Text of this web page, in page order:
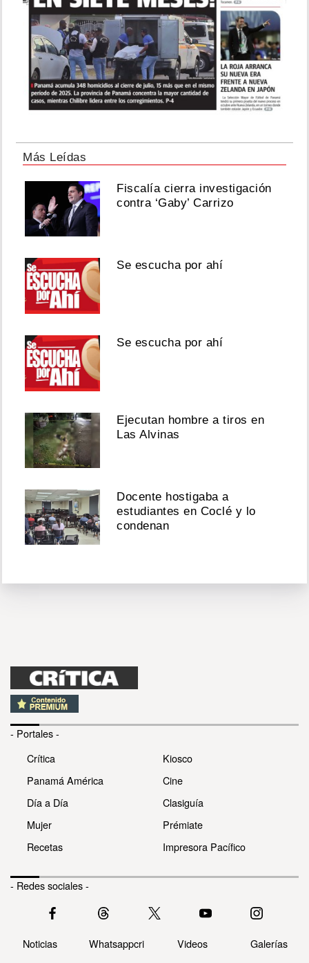
Más Leídas
Fiscalía cierra investigación
contra ‘Gaby’ Carrizo
Se escucha por ahí
Se escucha por ahí
Ejecutan hombre a tiros en
Las Alvinas
Docente hostigaba a
estudiantes en Coclé y lo
condenan
- Portales -
Crítica
Panamá América
Día a Día
Mujer
Recetas
Kiosco
Cine
Clasiguía
Prémiate
Impresora Pacífico
- Redes sociales -
Noticias Whatsappcri Videos Galerías